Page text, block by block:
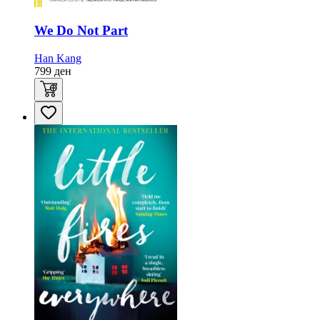
We Do Not Part
Han Kang
799 ден